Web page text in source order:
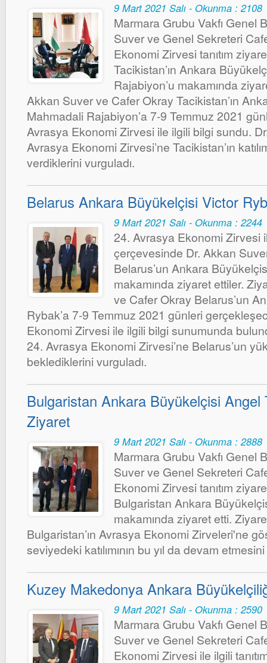
9 Mart 2021 Salı - Okunma : 2108
Marmara Grubu Vakfı Genel
Suver ve Genel Sekreteri
Ekonomi Zirvesi tanıtım
Tacikistan’ın Ankara
Rajabiyon’u makamında
Akkan Suver ve Cafer Okray Tacikistan’ın
Mahmadali Rajabiyon’a 7-9 Temmuz 2021
Avrasya Ekonomi Zirvesi ile ilgili bilgi sundu.
Avrasya Ekonomi Zirvesi’ne Tacikistan’ın
verdiklerini vurguladı.
Belarus Ankara Büyükelçisi Victor
9 Mart 2021 Salı - Okunma : 2244
24. Avrasya Ekonomi Zirvesi
çerçevesinde Dr. Akkan
Belarus’un Ankara
makamında ziyaret ettiler.
ve Cafer Okray Belarus’un
Rybak’a 7-9 Temmuz 2021 günleri
Ekonomi Zirvesi ile ilgili bilgi sunumunda
24. Avrasya Ekonomi Zirvesi’ne Belarus’un
beklediklerini vurguladı.
Bulgaristan Ankara Büyükelçisi Angel
Ziyaret
9 Mart 2021 Salı - Okunma : 2888
Marmara Grubu Vakfı Genel
Suver ve Genel Sekreteri
Ekonomi Zirvesi tanıtım
Bulgaristan Ankara
makamında ziyaret etti.
Bulgaristan’ın Avrasya Ekonomi Zirveleri'ne
seviyedeki katılımının bu yıl da devam
Kuzey Makedonya Ankara
9 Mart 2021 Salı - Okunma : 2590
Marmara Grubu Vakfı Genel
Suver ve Genel Sekreteri
Ekonomi Zirvesi ile ilgili